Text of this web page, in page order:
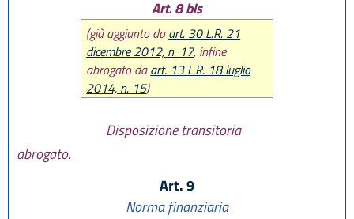
Art. 8 bis
(già aggiunto daart. 30 L.R. 21
dicembre 2012, n. 17, infine
abrogato daart. 13 L.R. 18 luglio
2014, n. 15)
Disposizione transitoria
abrogato.
Art. 9
Norma finanziaria